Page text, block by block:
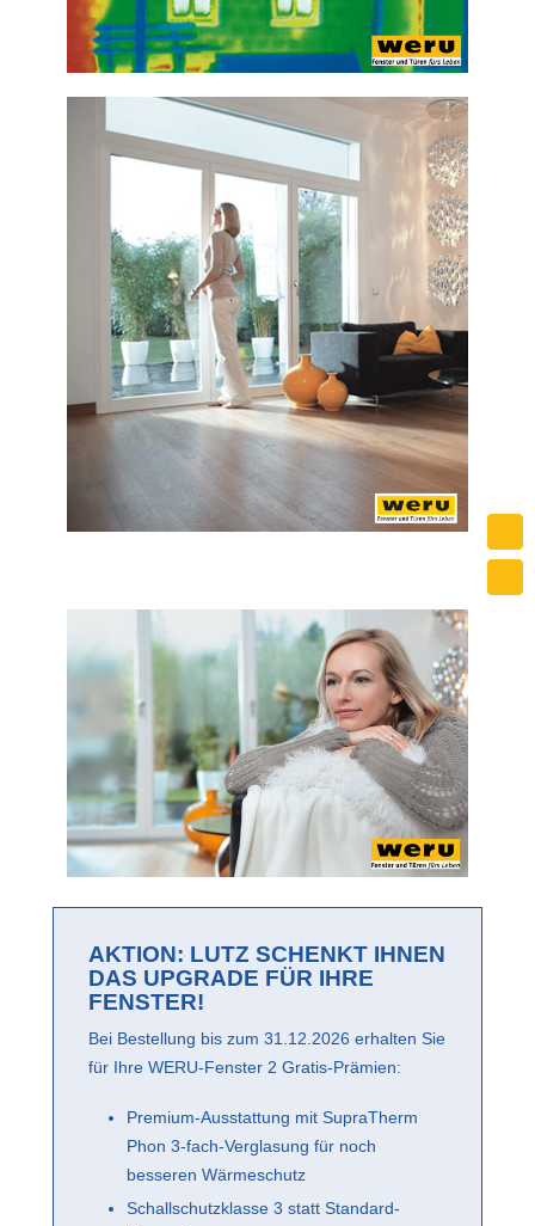
AKTION: LUTZ SCHENKT IHNEN
DAS UPGRADE FÜR IHRE
FENSTER!
Bei Bestellung bis zum 31.12.2026 erhalten Sie
für Ihre WERU-Fenster 2 Gratis-Prämien:
Premium-Ausstattung mit SupraTherm
Phon 3-fach-Verglasung für noch
besseren Wärmeschutz
Schallschutzklasse 3 statt Standard-